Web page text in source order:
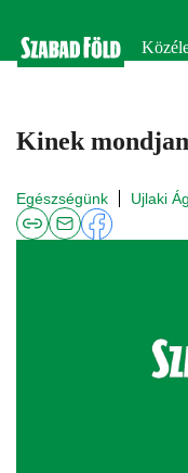
Kinek
Egészségünk Ujlaki